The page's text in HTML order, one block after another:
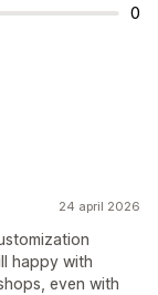
0
24 april 2026
happy with
even with